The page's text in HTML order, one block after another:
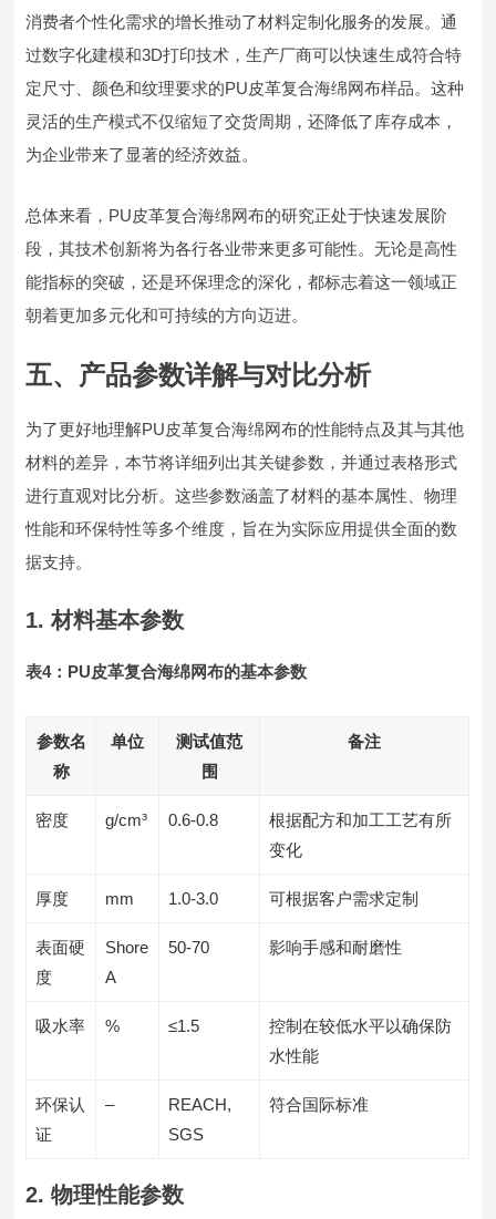
消费者个性化需求的增长推动了材料定制化服务的发展。通
过数字化建模和3D打印技术，生产厂商可以快速生成符合特
定尺寸、颜色和纹理要求的PU皮革复合海绵网布样品。这种
灵活的生产模式不仅缩短了交货周期，还降低了库存成本，
为企业带来了显著的经济效益。
总体来看，PU皮革复合海绵网布的研究正处于快速发展阶
段，其技术创新将为各行各业带来更多可能性。无论是高性
能指标的突破，还是环保理念的深化，都标志着这一领域正
朝着更加多元化和可持续的方向迈进。
五、产品参数详解与对比分析
为了更好地理解PU皮革复合海绵网布的性能特点及其与其他
材料的差异，本节将详细列出其关键参数，并通过表格形式
进行直观对比分析。这些参数涵盖了材料的基本属性、物理
性能和环保特性等多个维度，旨在为实际应用提供全面的数
据支持。
1. 材料基本参数
表4：PU皮革复合海绵网布的基本参数
参数名
称
单位
测试值范
围
备注
密度 g/cm³ 0.6-0.8
根据配方和加工工艺有所
变化
厚度 mm 1.0-3.0 可根据客户需求定制
表面硬
度
Shore
A
50-70 影响手感和耐磨性
吸水率 % ≤1.5
控制在较低水平以确保防
水性能
环保认
证
–
REACH,
SGS
符合国际标准
2. 物理性能参数